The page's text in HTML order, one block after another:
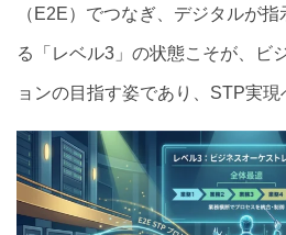
（E2E）でつなぎ、デジタルが
る「レベル3」の状態こそが、ビ
ョンの目指す姿であり、STP実現